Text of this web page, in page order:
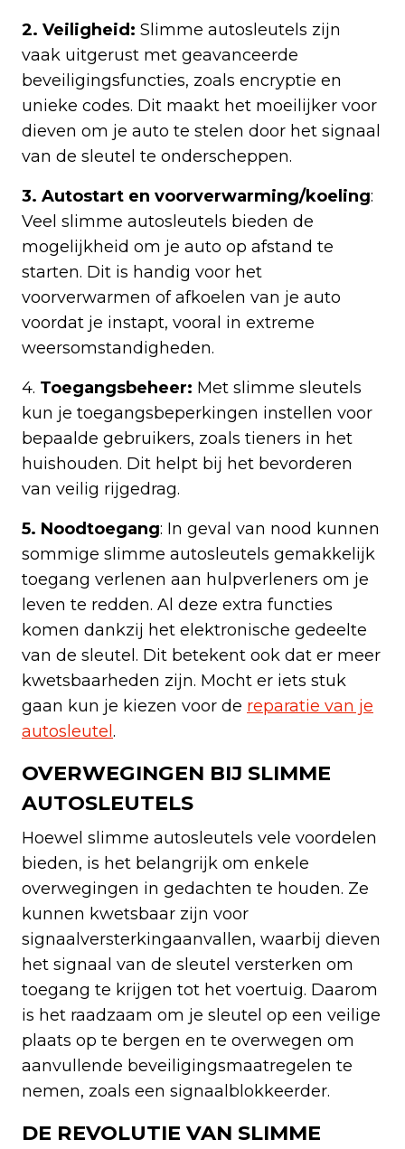
2. Veiligheid: Slimme autosleutels zijn
vaak uitgerust met geavanceerde
beveiligingsfuncties, zoals encryptie en
unieke codes. Dit maakt het moeilijker voor
dieven om je auto te stelen door het signaal
van de sleutel te onderscheppen.
3. Autostart en voorverwarming/koeling:
Veel slimme autosleutels bieden de
mogelijkheid om je auto op afstand te
starten. Dit is handig voor het
voorverwarmen of afkoelen van je auto
voordat je instapt, vooral in extreme
weersomstandigheden.
4. Toegangsbeheer: Met slimme sleutels
kun je toegangsbeperkingen instellen voor
bepaalde gebruikers, zoals tieners in het
huishouden. Dit helpt bij het bevorderen
van veilig rijgedrag.
5. Noodtoegang: In geval van nood kunnen
sommige slimme autosleutels gemakkelijk
toegang verlenen aan hulpverleners om je
leven te redden. Al deze extra functies
komen dankzij het elektronische gedeelte
van de sleutel. Dit betekent ook dat er meer
kwetsbaarheden zijn. Mocht er iets stuk
gaan kun je kiezen voor de reparatie van je
autosleutel .
OVERWEGINGEN BIJ SLIMME
AUTOSLEUTELS
Hoewel slimme autosleutels vele voordelen
bieden, is het belangrijk om enkele
overwegingen in gedachten te houden. Ze
kunnen kwetsbaar zijn voor
signaalversterkingaanvallen, waarbij dieven
het signaal van de sleutel versterken om
toegang te krijgen tot het voertuig. Daarom
is het raadzaam om je sleutel op een veilige
plaats op te bergen en te overwegen om
aanvullende beveiligingsmaatregelen te
nemen, zoals een signaalblokkeerder.
DE REVOLUTIE VAN SLIMME